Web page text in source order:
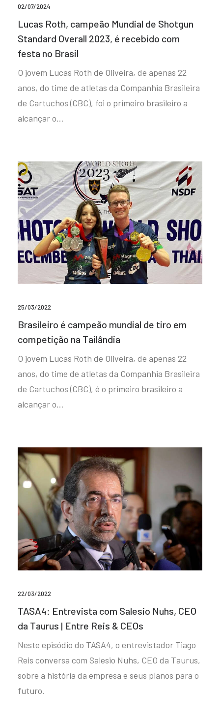
02/07/2024
Lucas Roth, campeão Mundial de Shotgun
Standard Overall 2023, é recebido com
festa no Brasil
O jovem Lucas Roth de Oliveira, de apenas 22
anos, do time de atletas da Companhia Brasileira
de Cartuchos (CBC), foi o primeiro brasileiro a
alcançar o…
25/03/2022
Brasileiro é campeão mundial de tiro em
competição na Tailândia
O jovem Lucas Roth de Oliveira, de apenas 22
anos, do time de atletas da Companhia Brasileira
de Cartuchos (CBC), é o primeiro brasileiro a
alcançar o…
22/03/2022
TASA4: Entrevista com Salesio Nuhs, CEO
da Taurus | Entre Reis & CEOs
Neste episódio do TASA4, o entrevistador Tiago
Reis conversa com Salesio Nuhs, CEO da Taurus,
sobre a história da empresa e seus planos para o
futuro.